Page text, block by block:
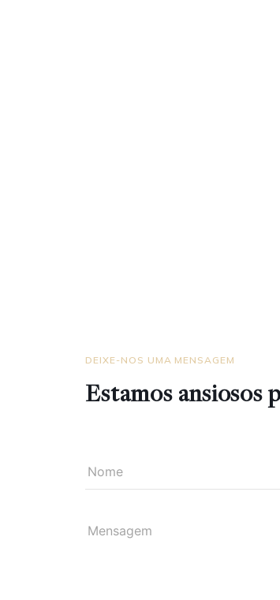
DEIXE-NOS UMA MENSAGEM
Estamos ansiosos
Nome
Mensagem